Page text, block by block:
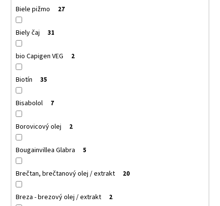
Biele pižmo 27
Biely čaj 31
bio Capigen VEG 2
Biotín 35
Bisabolol 7
Borovicový olej 2
Bougainvillea Glabra 5
Brečtan, brečtanový olej / extrakt 20
Breza - brezový olej / extrakt 2